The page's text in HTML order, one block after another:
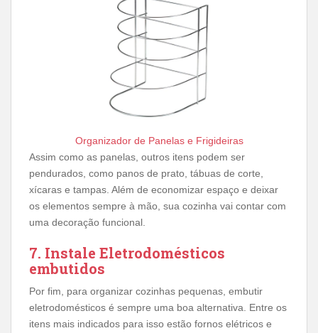
Organizador de Panelas e Frigideiras
Assim como as panelas, outros itens podem ser
pendurados, como panos de prato, tábuas de corte,
xícaras e tampas. Além de economizar espaço e deixar
os elementos sempre à mão, sua cozinha vai contar com
uma decoração funcional.
7. Instale Eletrodomésticos
embutidos
Por fim, para organizar cozinhas pequenas, embutir
eletrodomésticos é sempre uma boa alternativa. Entre os
itens mais indicados para isso estão fornos elétricos e